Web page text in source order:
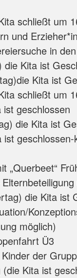
schließt um
und
in
Kita ist
Kita ist
schließt um
geschlossen
die Kita ist
„Querbeet“
die Kita ist
möglich)
Ü3
der
Kita ist